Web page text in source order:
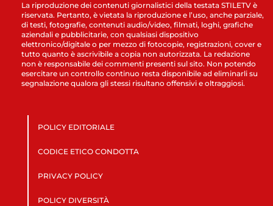
La riproduzione dei contenuti giornalistici della testata STILETV è
riservata. Pertanto, è vietata la riproduzione e l’uso, anche parziale,
di testi, fotografie, contenuti audio/video, filmati, loghi, grafiche
aziendali e pubblicitarie, con qualsiasi dispositivo
elettronico/digitale o per mezzo di fotocopie, registrazioni, cover e
tutto quanto è ascrivibile a copia non autorizzata. La redazione
non è responsabile dei commenti presenti sul sito. Non potendo
esercitare un controllo continuo resta disponibile ad eliminarli su
segnalazione qualora gli stessi risultano offensivi e oltraggiosi.
POLICY EDITORIALE
CODICE ETICO CONDOTTA
PRIVACY POLICY
POLICY DIVERSITÀ